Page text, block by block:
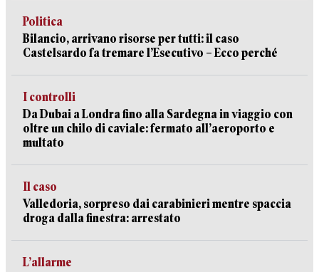
Politica
Bilancio, arrivano risorse per tutti: il caso
Castelsardo fa tremare l’Esecutivo – Ecco perché
I controlli
Da Dubai a Londra fino alla Sardegna in viaggio con
oltre un chilo di caviale: fermato all’aeroporto e
multato
Il caso
Valledoria, sorpreso dai carabinieri mentre spaccia
droga dalla finestra: arrestato
L’allarme